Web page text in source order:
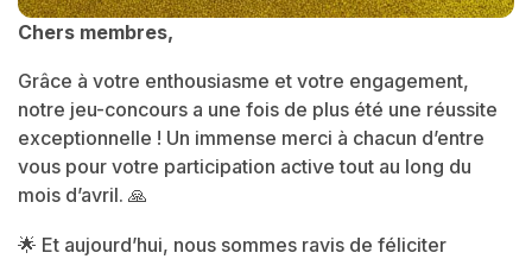
Chers membres,
Grâce à votre enthousiasme et votre engagement,
notre jeu-concours a une fois de plus été une réussite
exceptionnelle ! Un immense merci à chacun d’entre
vous pour votre participation active tout au long du
mois d’avril. 🙏
🌟 Et aujourd’hui, nous sommes ravis de féliciter